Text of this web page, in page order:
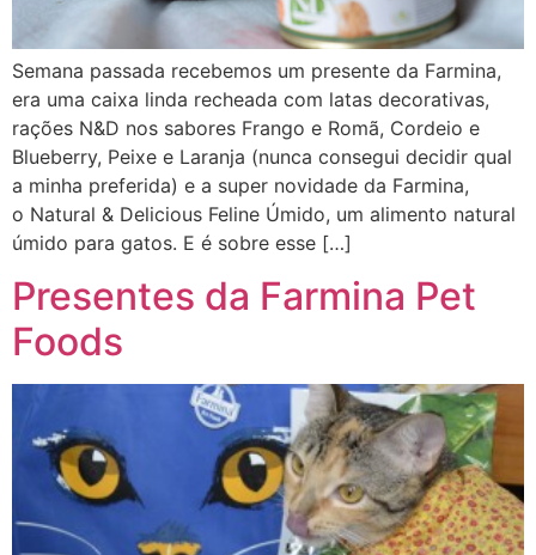
Semana passada recebemos um presente da Farmina,
era uma caixa linda recheada com latas decorativas,
rações N&D nos sabores Frango e Romã, Cordeio e
Blueberry, Peixe e Laranja (nunca consegui decidir qual
a minha preferida) e a super novidade da Farmina,
o Natural & Delicious Feline Úmido, um alimento natural
úmido para gatos. E é sobre esse […]
Presentes da Farmina Pet
Foods